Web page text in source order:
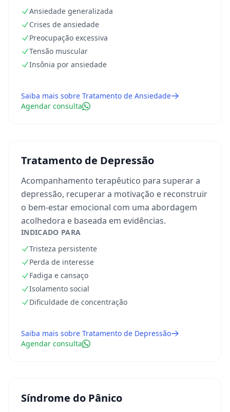
Ansiedade generalizada
Crises de ansiedade
Preocupação excessiva
Tensão muscular
Insônia por ansiedade
Saiba mais sobre Tratamento de Ansiedade
Agendar consulta
Tratamento de Depressão
Acompanhamento terapêutico para superar a
depressão, recuperar a motivação e reconstruir
o bem-estar emocional com uma abordagem
acolhedora e baseada em evidências.
INDICADO PARA
Tristeza persistente
Perda de interesse
Fadiga e cansaço
Isolamento social
Dificuldade de concentração
Saiba mais sobre Tratamento de Depressão
Agendar consulta
Síndrome do Pânico